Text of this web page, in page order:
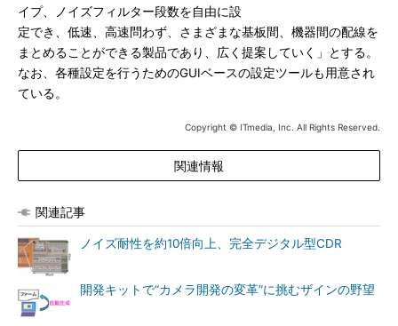
イプ、ノイズフィルター段数を自由に設
定でき、低速、高速問わず、さまざまな基板間、機器間の配線を
まとめることができる製品であり、広く提案していく」とする。
なお、各種設定を行うためのGUIベースの設定ツールも用意され
ている。
Copyright © ITmedia, Inc. All Rights Reserved.
関連情報
関連記事
ノイズ耐性を約10倍向上、完全デジタル型CDR
開発キットで“カメラ開発の変革”に挑むザインの野望